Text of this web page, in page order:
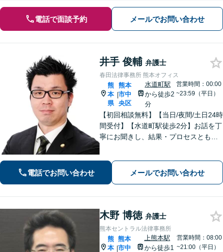
電話で面談予約 メールでお問い合わせ
井手 俊輔 弁護士
春田法律事務所 熊本オフィス
熊
本
県
|
熊本
市中
央区
水道町駅
から徒歩2
分
営業時間：00:00
~23:59（平日）
【初回相談無料】【当日/夜間/土日24時
間受付】【水道町駅徒歩2分】お話を丁
寧にお聞きし、結果・プロセスともに
電話でお問い合わせ メールでお問い合わせ
木野 博徳 弁護士
熊本セントラル法律事務所
熊
本 |
熊本
市中
上熊本駅
から徒歩1
営業時間：08:00
~21:00（平日）